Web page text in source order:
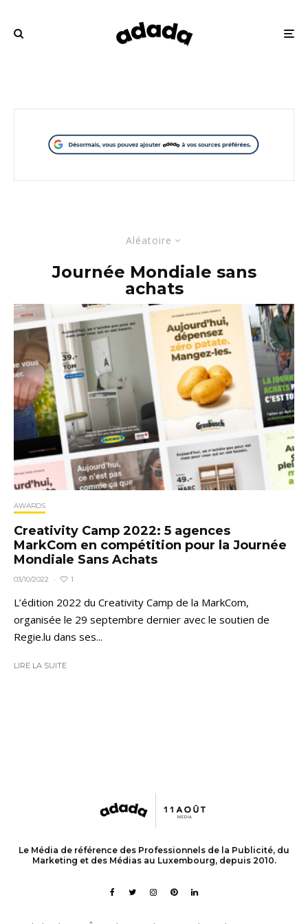
Aléatoire
Journée Mondiale sans
achats
AWARDS
Creativity Camp 2022: 5 agences
MarkCom en compétition pour la Journée
Mondiale Sans Achats
03/10/2022 · 1
L’édition 2022 du Creativity Camp de la MarkCom,
organisée le 29 septembre dernier avec le soutien de
Regie.lu dans ses...
LIRE LA SUITE
Le Média de référence des Professionnels de la Publicité, du
Marketing et des Médias au Luxembourg, depuis 2010.